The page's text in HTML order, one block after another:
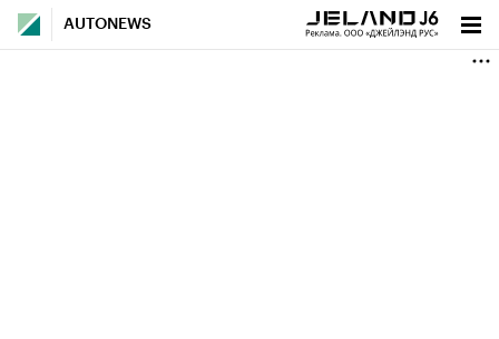
AUTONEWS